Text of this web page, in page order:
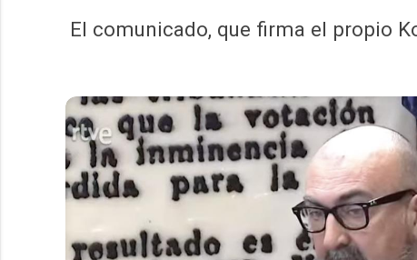
El comunicado, que firma el propio